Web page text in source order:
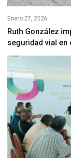
Enero 27, 2026
Ruth González
seguridad vial